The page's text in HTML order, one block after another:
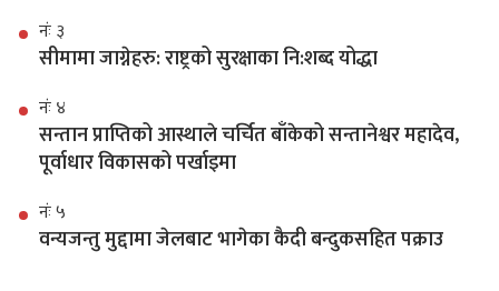
नंः ३
सीमामा जाग्नेहरु: राष्ट्रको सुरक्षाका नि:शब्द योद्धा
नंः ४
सन्तान प्राप्तिको आस्थाले चर्चित बाँकेको सन्तानेश्वर महादेव,
पूर्वाधार विकासको पर्खाइमा
नंः ५
वन्यजन्तु मुद्दामा जेलबाट भागेका कैदी बन्दुकसहित पक्राउ